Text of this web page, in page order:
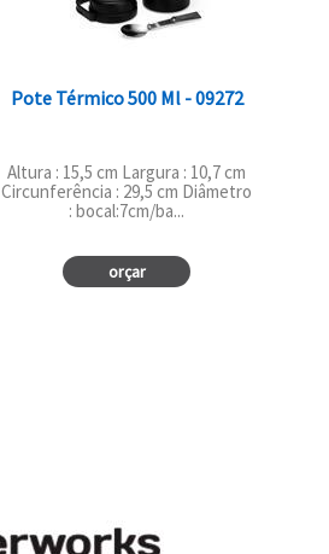
Pote Térmico 500 Ml - 09272
Altura : 15,5 cm Largura : 10,7 cm
Circunferência : 29,5 cm Diâmetro
: bocal:7cm/ba...
orçar